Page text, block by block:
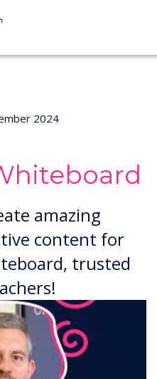
2024
amazing
content for
trusted